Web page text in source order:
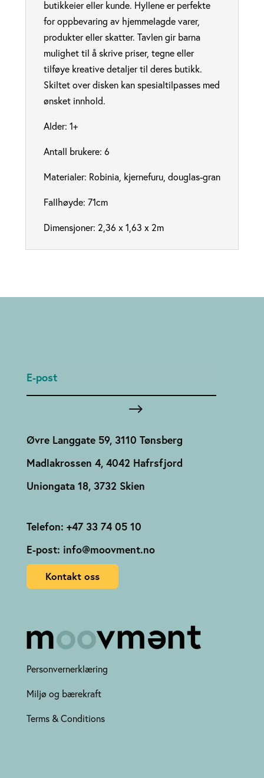
butikkeier eller kunde. Hyllene er perfekte
for oppbevaring av hjemmelagde varer,
produkter eller skatter. Tavlen gir barna
mulighet til å skrive priser, tegne eller
tilføye kreative detaljer til deres butikk.
Skiltet over disken kan spesialtilpasses med
ønsket innhold.
Alder: 1+
Antall brukere: 6
Materialer: Robinia, kjernefuru, douglas-gran
Fallhøyde: 71cm
Dimensjoner: 2,36 x 1,63 x 2m
Øvre Langgate 59, 3110 Tønsberg
Madlakrossen 4, 4042 Hafrsfjord
Uniongata 18, 3732 Skien
Telefon: +47 33 74 05 10
E-post: info@moovment.no
Kontakt oss
Personvernerklæring
Miljø og bærekraft
Terms & Conditions